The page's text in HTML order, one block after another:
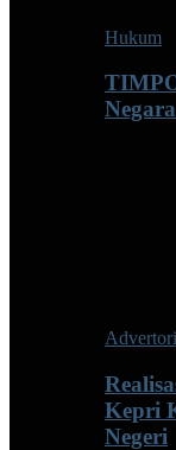
Hukum
Kepri
Negeri